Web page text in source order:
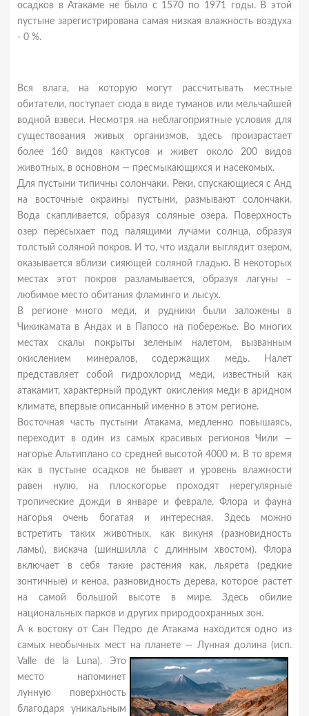
осадков в Атакаме не было с 1570 по 1971 годы. В этой
пустыне зарегистрирована самая низкая влажность воздуха
- 0 %.
Вся влага, на которую могут рассчитывать местные
обитатели, поступает сюда в виде туманов или мельчайшей
водной взвеси. Несмотря на неблагоприятные условия для
существования живых организмов, здесь произрастает
более 160 видов кактусов и живет около 200 видов
животных, в основном — пресмыкающихся и насекомых.
Для пустыни типичны солончаки. Реки, спускающиеся с Анд
на восточные окраины пустыни, размывают солончаки.
Вода скапливается, образуя соляные озера. Поверхность
озер пересыхает под палящими лучами солнца, образуя
толстый соляной покров. И то, что издали выглядит озером,
оказывается вблизи сияющей соляной гладью. В некоторых
местах этот покров разламывается, образуя лагуны –
любимое место обитания фламинго и лысух.
В регионе много меди, и рудники были заложены в
Чикикамата в Андах и в Папосо на побережье. Во многих
местах скалы покрыты зеленым налетом, вызванным
окислением минералов, содержащих медь. Налет
представляет собой гидрохлорид меди, известный как
атакамит, характерный продукт окисления меди в аридном
климате, впервые описанный именно в этом регионе.
Восточная часть пустыни Атакама, медленно повышаясь,
переходит в один из самых красивых регионов Чили —
нагорье Альтиплано со средней высотой 4000 м. В то время
как в пустыне осадков не бывает и уровень влажности
равен нулю, на плоскогорье проходят нерегулярные
тропические дожди в январе и феврале. Флора и фауна
нагорья очень богатая и интересная. Здесь можно
встретить таких животных, как викуня (разновидность
ламы), вискача (шиншилла с длинным хвостом). Флора
включает в себя такие растения как, льярета (редкие
зонтичные) и кеноа, разновидность дерева, которое растет
на самой большой высоте в мире. Здесь обилие
национальных парков и других природоохранных зон.
А к востоку от Сан Педро де Атакама находится одно из
самых необычных мест на планете — Лунная долина (исп.
Valle de la Luna). Это
место напоминет
лунную поверхность
благодаря уникальным